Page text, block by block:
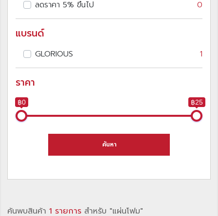
ลดราคา 5% ขึนไป
0
แบรนด์
GLORIOUS 1
ราคา
฿0 ฿25
ค้นหา
ค้นพบสินค้า 1 รายการ สำหรับ "แผ่นโฟม"